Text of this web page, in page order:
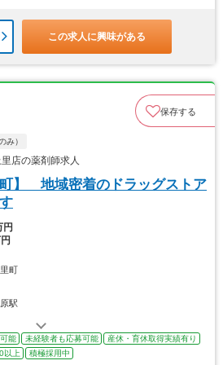
この求人に興味がある
保存する
み）
店の薬剤師求人
町】 地域密着のドラッグストア
円
町
駅
能 未経験者も応募可能
産休・育休取得実績有り
以上 積極採用中